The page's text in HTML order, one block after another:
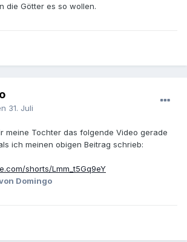
die Götter es so wollen.
31. Juli
meine Tochter das folgende Video gerade
ich meinen obigen Beitrag schrieb:
shorts/Lmm_t5Gq9eY
Domingo